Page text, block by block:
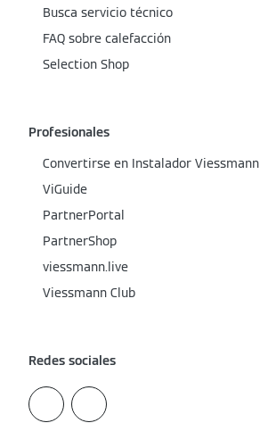
Busca servicio técnico
FAQ sobre calefacción
Selection Shop
Profesionales
Convertirse en Instalador Viessmann
ViGuide
PartnerPortal
PartnerShop
viessmann.live
Viessmann Club
Redes sociales